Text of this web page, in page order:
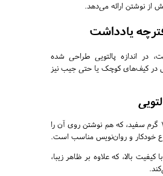
از نوشتن ارائه می‌دهد.
یادداشت
در اندازه پالتویی طراحی شده
در کیف‌های کوچک یا حتی جیب نیز
تحریر 70 گرم سفید، که هم نوشتن روی آن را
خودکار و روان‌نویس مناسب است.
بالا، که علاوه بر ظاهر زیبا،